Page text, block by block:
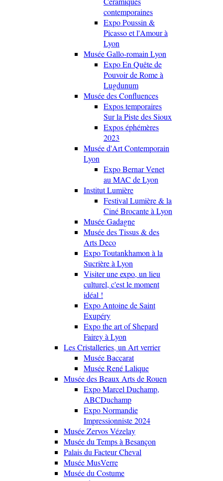
contemporaines
Expo Poussin &
Picasso et l'Amour à
Lyon
Musée Gallo-romain Lyon
Expo En Quête de
Pouvoir de Rome à
Lugdunum
Musée des Confluences
Expos temporaires
Sur la Piste des Sioux
Expos éphémères
2023
Musée d'Art Contemporain
Lyon
Expo Bernar Venet
au MAC de Lyon
Institut Lumière
Festival Lumière & la
Ciné Brocante à Lyon
Musée Gadagne
Musée des Tissus & des
Arts Deco
Expo Toutankhamon à la
Sucrière à Lyon
Visiter une expo, un lieu
culturel, c'est le moment
idéal !
Expo Antoine de Saint
Exupéry
Expo the art of Shepard
Fairey à Lyon
Les Cristalleries, un Art verrier
Musée Baccarat
Musée René Lalique
Musée des Beaux Arts de Rouen
Expo Marcel Duchamp,
ABCDuchamp
Expo Normandie
Impressionniste 2024
Musée Zervos Vézelay
Musée du Temps à Besançon
Palais du Facteur Cheval
Musée MusVerre
Musée du Costume